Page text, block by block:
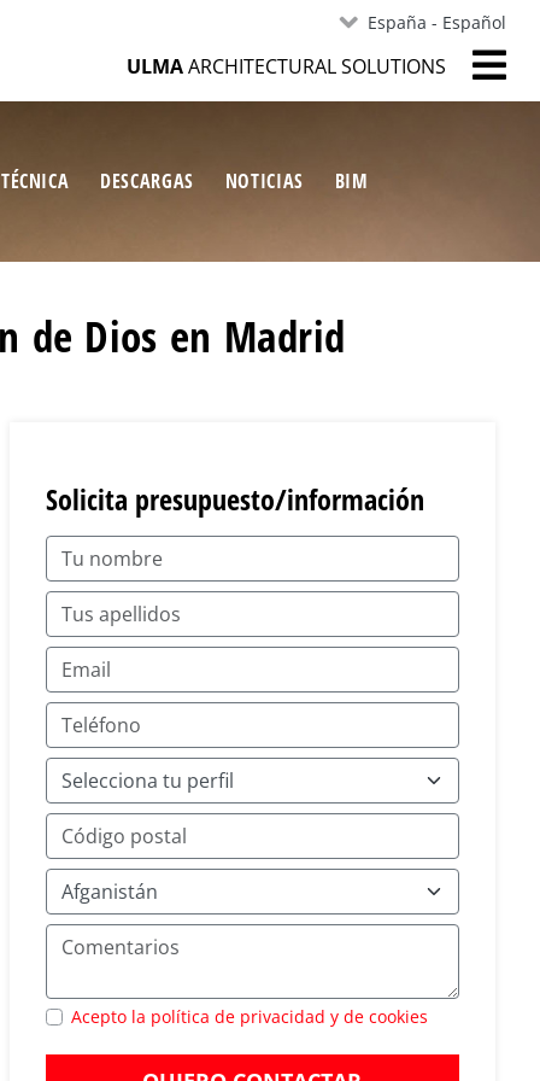
España - Español
ULMAARCHITECTURAL SOLUTIONS
DESCARGAS NOTICIAS
BIM
de Dios en Madrid
Solicita presupuesto/información
Acepto la política de privacidad y de cookies